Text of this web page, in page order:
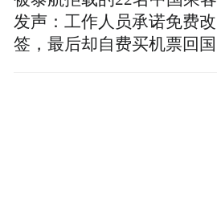
发声：工作人员承诺免费改
签，最后却自费买机票回国